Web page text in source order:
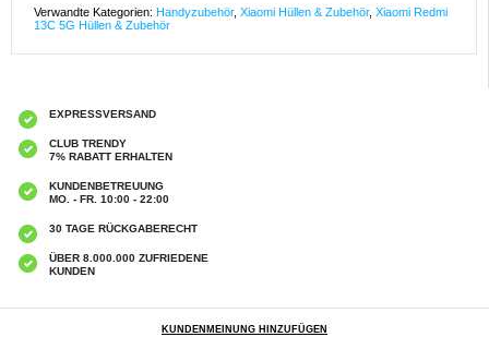
Verwandte Kategorien: Handyzubehör, Xiaomi Hüllen & Zubehör, Xiaomi Redmi
13C 5G Hüllen & Zubehör
EXPRESSVERSAND
CLUB TRENDY
7% RABATT ERHALTEN
KUNDENBETREUUNG
MO. - FR. 10:00 - 22:00
30 TAGE RÜCKGABERECHT
ÜBER 8.000.000 ZUFRIEDENE
KUNDEN
KUNDENMEINUNG HINZUFÜGEN